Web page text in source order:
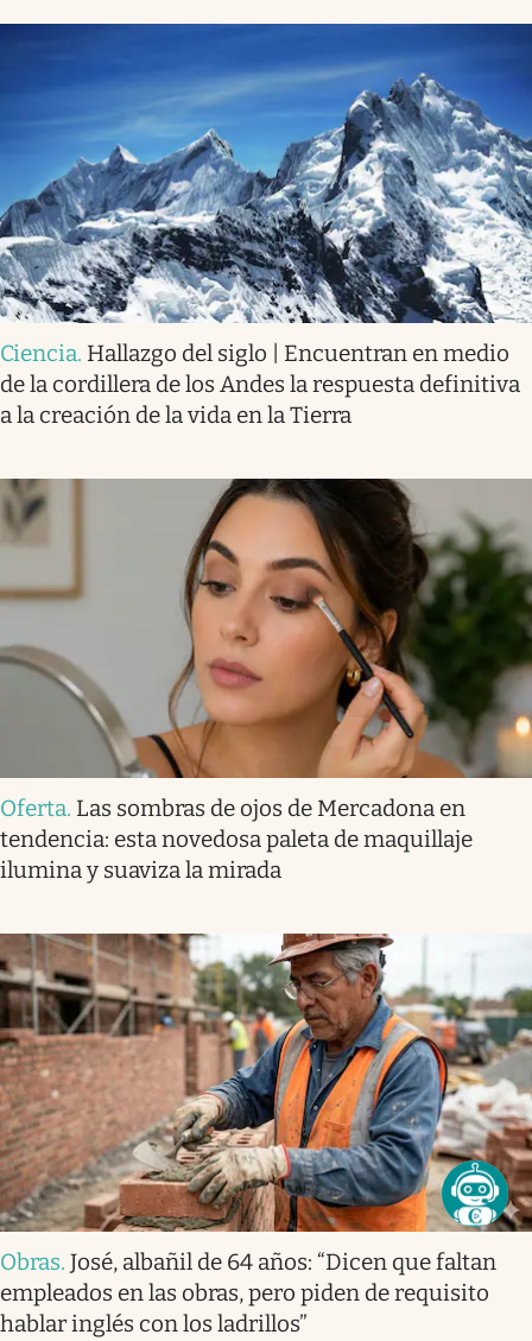
Ciencia. Hallazgo del siglo | Encuentran en medio
de la cordillera de los Andes la respuesta definitiva
a la creación de la vida en la Tierra
Oferta. Las sombras de ojos de Mercadona en
tendencia: esta novedosa paleta de maquillaje
ilumina y suaviza la mirada
Obras. José, albañil de 64 años: “Dicen que faltan
empleados en las obras, pero piden de requisito
hablar inglés con los ladrillos”